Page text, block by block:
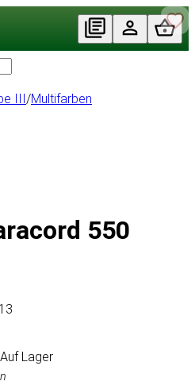
III/Multifarben
550
Auf Lager